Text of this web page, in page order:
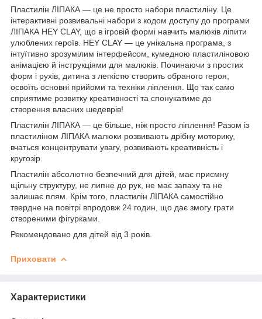
Пластилін ЛІПАКА — це не просто набори пластиліну. Це
інтерактивні розвивальні набори з кодом доступу до програми
ЛІПАКА HEY CLAY, що в ігровій формі навчить малюків ліпити
улюблених героїв. HEY CLAY — це унікальна програма, з
інтуїтивно зрозумілим інтерфейсом, кумедною пластиліновою
анімацією й інструкціями для малюків. Починаючи з простих
форм і рухів, дитина з легкістю створить обраного героя,
освоїть основні прийоми та техніки ліплення. Що так само
сприятиме розвитку креативності та спонукатиме до
створення власних шедеврів!
Пластилін ЛІПАКА — це більше, ніж просто ліплення! Разом із
пластиліном ЛІПАКА малюки розвивають дрібну моторику,
вчаться концентрувати увагу, розвивають креативність і
кругозір.
Пластилін абсолютно безпечний для дітей, має приємну
щільну структуру, не липне до рук, не має запаху та не
залишає плям. Крім того, пластилін ЛІПАКА самостійно
твердне на повітрі впродовж 24 годин, що дає змогу грати
створеними фігурками.
Рекомендовано для дітей від 3 років.
Приховати
Характеристики